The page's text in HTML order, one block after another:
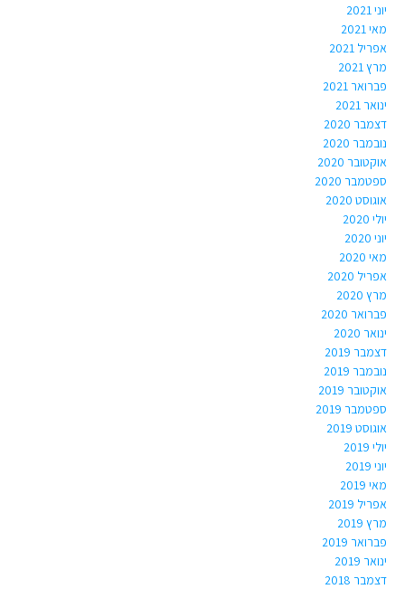
יוני 2021
מאי 2021
אפריל 2021
מרץ 2021
פברואר 2021
ינואר 2021
דצמבר 2020
נובמבר 2020
אוקטובר 2020
ספטמבר 2020
אוגוסט 2020
יולי 2020
יוני 2020
מאי 2020
אפריל 2020
מרץ 2020
פברואר 2020
ינואר 2020
דצמבר 2019
נובמבר 2019
אוקטובר 2019
ספטמבר 2019
אוגוסט 2019
יולי 2019
יוני 2019
מאי 2019
אפריל 2019
מרץ 2019
פברואר 2019
ינואר 2019
דצמבר 2018